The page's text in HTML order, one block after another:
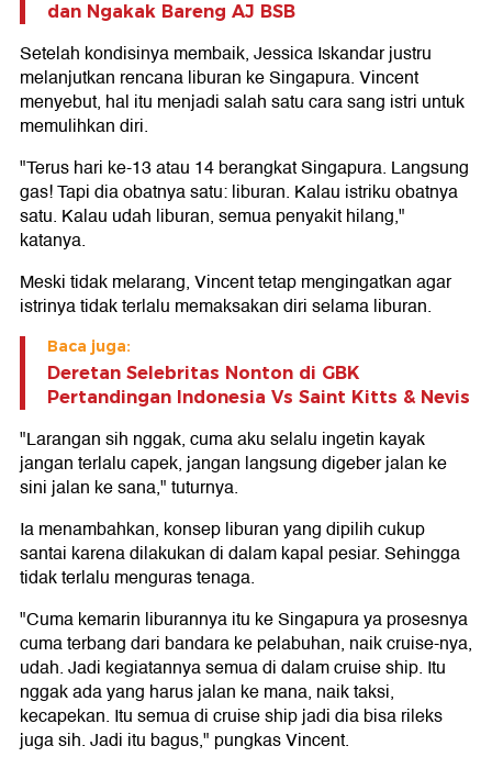
dan Ngakak Bareng AJ BSB
Setelah kondisinya membaik, Jessica Iskandar justru
melanjutkan rencana liburan ke Singapura. Vincent
menyebut, hal itu menjadi salah satu cara sang istri untuk
memulihkan diri.
"Terus hari ke-13 atau 14 berangkat Singapura. Langsung
gas! Tapi dia obatnya satu: liburan. Kalau istriku obatnya
satu. Kalau udah liburan, semua penyakit hilang,"
katanya.
Meski tidak melarang, Vincent tetap mengingatkan agar
istrinya tidak terlalu memaksakan diri selama liburan.
Baca juga:
Deretan Selebritas Nonton di GBK
Pertandingan Indonesia Vs Saint Kitts & Nevis
"Larangan sih nggak, cuma aku selalu ingetin kayak
jangan terlalu capek, jangan langsung digeber jalan ke
sini jalan ke sana," tuturnya.
Ia menambahkan, konsep liburan yang dipilih cukup
santai karena dilakukan di dalam kapal pesiar. Sehingga
tidak terlalu menguras tenaga.
"Cuma kemarin liburannya itu ke Singapura ya prosesnya
cuma terbang dari bandara ke pelabuhan, naik cruise-nya,
udah. Jadi kegiatannya semua di dalam cruise ship. Itu
nggak ada yang harus jalan ke mana, naik taksi,
kecapekan. Itu semua di cruise ship jadi dia bisa rileks
juga sih. Jadi itu bagus," pungkas Vincent.